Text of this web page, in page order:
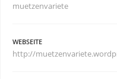
muetzenvariete
WEBSEITE
http://